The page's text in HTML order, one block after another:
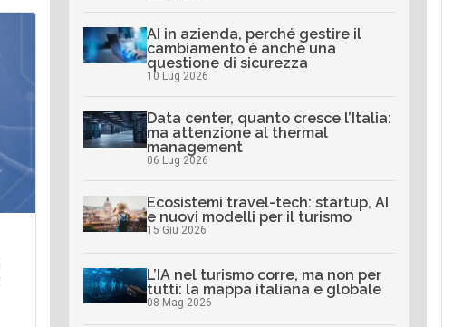
AI in azienda, perché gestire il
cambiamento è anche una
questione di sicurezza
10 Lug 2026
Data center, quanto cresce l’Italia:
ma attenzione al thermal
management
06 Lug 2026
Ecosistemi travel-tech: startup, AI
e nuovi modelli per il turismo
15 Giu 2026
L’IA nel turismo corre, ma non per
tutti: la mappa italiana e globale
08 Mag 2026